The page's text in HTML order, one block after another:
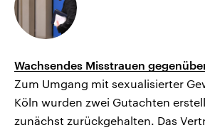
Wachsendes Misstrauen
Zum Umgang mit sexualisierter
Köln wurden zwei Gutachten
zunächst zurückgehalten. Das